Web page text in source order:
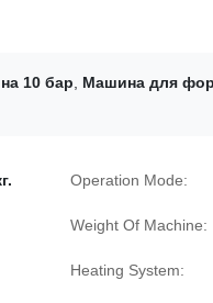
10 бар Машина для
Operation Mode:
Weight Of Machine:
Heating System: